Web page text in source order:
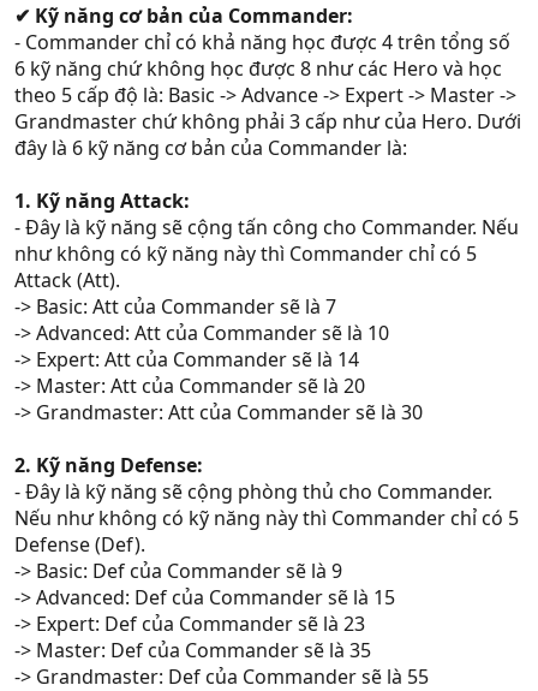
✔ Kỹ năng cơ bản của Commander:
- Commander chỉ có khả năng học được 4 trên tổng số
6 kỹ năng chứ không học được 8 như các Hero và học
theo 5 cấp độ là: Basic -> Advance -> Expert -> Master ->
Grandmaster chứ không phải 3 cấp như của Hero. Dưới
đây là 6 kỹ năng cơ bản của Commander là:
1. Kỹ năng Attack:
- Đây là kỹ năng sẽ cộng tấn công cho Commander. Nếu
như không có kỹ năng này thì Commander chỉ có 5
Attack (Att).
-> Basic: Att của Commander sẽ là 7
-> Advanced: Att của Commander sẽ là 10
-> Expert: Att của Commander sẽ là 14
-> Master: Att của Commander sẽ là 20
-> Grandmaster: Att của Commander sẽ là 30
2. Kỹ năng Defense:
- Đây là kỹ năng sẽ cộng phòng thủ cho Commander.
Nếu như không có kỹ năng này thì Commander chỉ có 5
Defense (Def).
-> Basic: Def của Commander sẽ là 9
-> Advanced: Def của Commander sẽ là 15
-> Expert: Def của Commander sẽ là 23
-> Master: Def của Commander sẽ là 35
-> Grandmaster: Def của Commander sẽ là 55